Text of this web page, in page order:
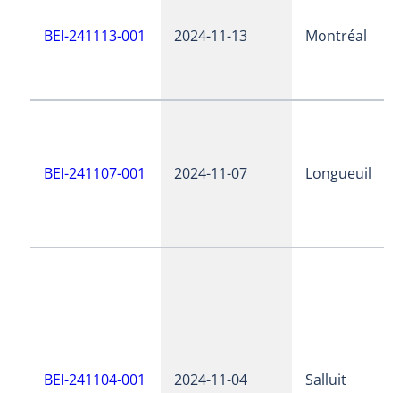
BEI-241113-001 2024-11-13 Montréal
BEI-241107-001 2024-11-07 Longueuil
BEI-241104-001 2024-11-04 Salluit